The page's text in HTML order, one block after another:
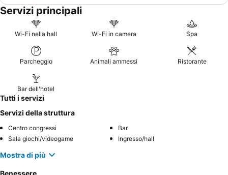
Servizi principali
Wi-Fi nella hall Wi-Fi in camera Spa
Parcheggio Animali ammessi Ristorante
Bar dell'hotel
Tutti i servizi
Servizi della struttura
Centro congressi
Bar
Sala giochi/videogame
Ingresso/hall
Mostra di più